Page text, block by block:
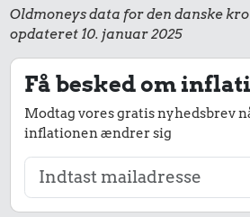
Oldmoneys data for den danske
opdateret 10. januar 2025
Få besked om
Modtag vores gratis nyhedsbrev
inflationen ændrer sig